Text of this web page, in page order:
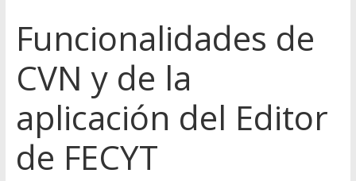
Funcionalidades de
CVN y de la
aplicación del Editor
de FECYT